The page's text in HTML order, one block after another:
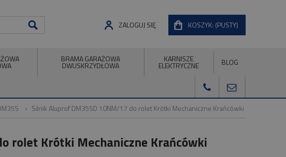
KOSZYK: (PUSTY)
ZALOGUJ SIĘ
BRAMA GARAŻOWA
DWUSKRZYDŁOWA
KARNISZE
ELEKTRYCZNE BLOG
Silnik Aluprof DM35SD 10NM/17 do rolet Krótki Mechaniczne Krańcówki
rolet Krótki Mechaniczne Krańcówki